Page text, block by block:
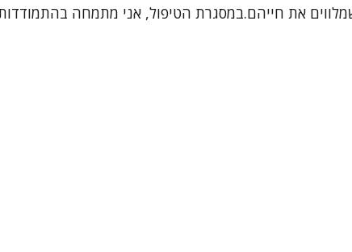
את חייהם.במסגרת הטיפול, אני מתמחה